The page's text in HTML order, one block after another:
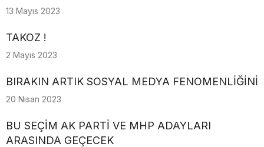
13 Mayıs 2023
TAKOZ !
2 Mayıs 2023
BIRAKIN ARTIK SOSYAL MEDYA FENOMENLİĞİNİ
20 Nisan 2023
BU SEÇİM AK PARTİ VE MHP ADAYLARI
ARASINDA GEÇECEK